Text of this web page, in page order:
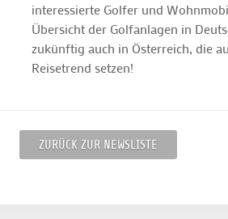
interessierte Golfer und
Übersicht der Golfanlagen in
zukünftig auch in Österreich, die
Reisetrend setzen!
ZURÜCK ZUR NEWSLISTE